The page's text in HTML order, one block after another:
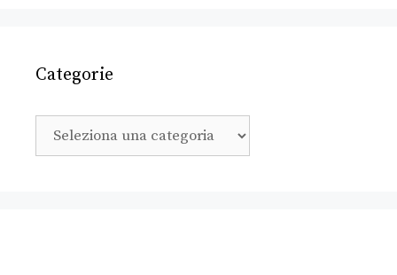
Categorie